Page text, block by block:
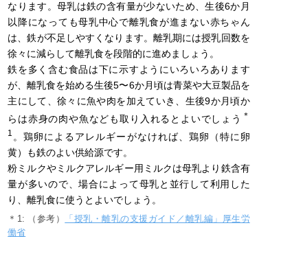
なります。母乳は鉄の含有量が少ないため、生後6か月
以降になっても母乳中心で離乳食が進まない赤ちゃん
は、鉄が不足しやすくなります。離乳期には授乳回数を
徐々に減らして離乳食を段階的に進めましょう。
鉄を多く含む食品は下に示すようにいろいろあります
が、離乳食を始める生後5〜6か月頃は青菜や大豆製品を
主にして、徐々に魚や肉を加えていき、生後9か月頃か
らは赤身の肉や魚なども取り入れるとよいでしょう ＊
1 。鶏卵によるアレルギーがなければ、鶏卵（特に卵
黄）も鉄のよい供給源です。
粉ミルクやミルクアレルギー用ミルクは母乳より鉄含有
量が多いので、場合によって母乳と並行して利用した
り、離乳食に使うとよいでしょう。
＊1: （参考）
「授乳・離乳の支援ガイド／離乳編」厚生労
働省